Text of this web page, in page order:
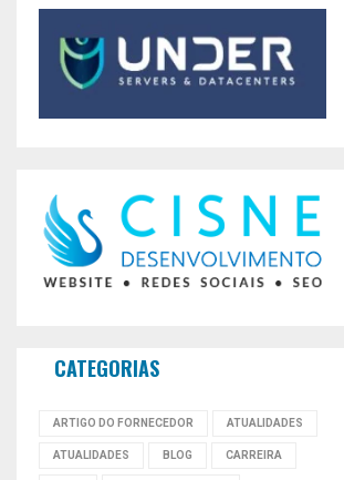
CATEGORIAS
ARTIGO DO FORNECEDOR ATUALIDADES
ATUALIDADES BLOG CARREIRA